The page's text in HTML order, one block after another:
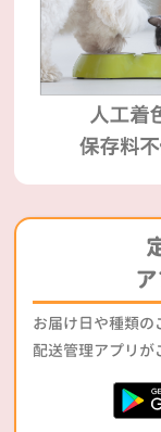
お届け日や種類の
配送管理アプリが